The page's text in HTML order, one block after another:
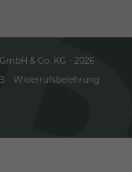
& Co. KG - 2026
Widerrufsbelehrung